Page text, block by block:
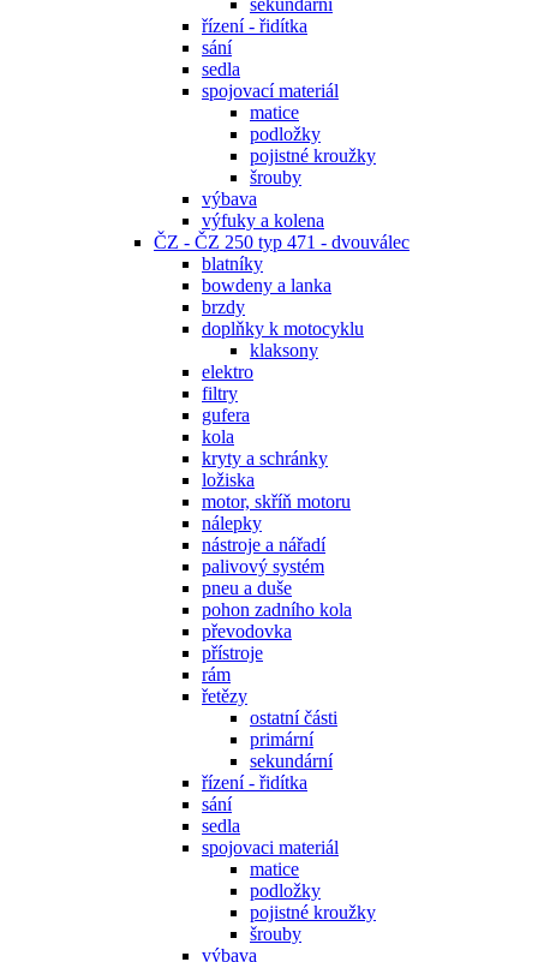
řízení - řidítka
sání
sedla
spojovací materiál
matice
podložky
pojistné kroužky
šrouby
výbava
výfuky a kolena
ČZ - ČZ 250 typ 471 - dvouválec
blatníky
bowdeny a lanka
brzdy
doplňky k motocyklu
klaksony
elektro
filtry
gufera
kola
kryty a schránky
ložiska
motor, skříň motoru
nálepky
nástroje a nářadí
palivový systém
pneu a duše
pohon zadního kola
převodovka
přístroje
rám
řetězy
ostatní části
primární
sekundární
řízení - řidítka
sání
sedla
spojovaci materiál
matice
podložky
pojistné kroužky
šrouby
výbava